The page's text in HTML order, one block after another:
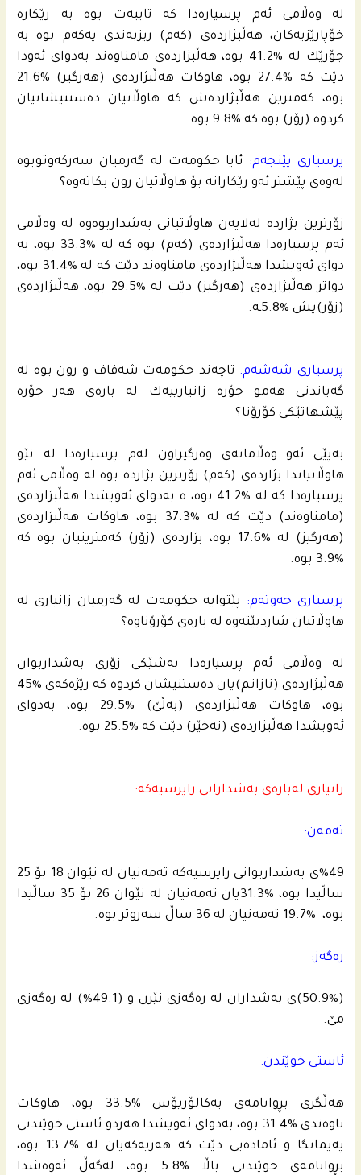
له‌ وه‌ڵامى ئه‌م پرسیاره‌دا كه‌ تایبه‌ت بوه‌ به‌ رێكاره‌
خۆپارێزیه‌كان، هه‌ڵبژارده‌ى (كه‌م) ریزبه‌ندى یه‌كه‌م بوه‌ به‌
جۆرێك له‌ %41.2 بوه‌، هه‌ڵبژارده‌ى مامناوه‌ند به‌دواى ئه‌ودا
دێت كه‌ %27.4 بوه‌، هاوكات هه‌ڵبژارده‌ى (هه‌رگیز) %21.6
بوه‌، كه‌مترین هه‌ڵبژارده‌ش كه‌ هاوڵاتیان ده‌ستنیشانیان
كردوه‌ (زۆر) بوه‌ كه‌ %9.8 بوه‌.
پرسیارى پێنجه‌م: ئایا حكومه‌ت له‌ گه‌رمیان سه‌ركه‌وتوبوه‌
له‌وه‌ى پێشتر ئه‌و رێكارانه‌ بۆ هاوڵاتیان رون بكاته‌وه‌؟
زۆرترین بژارده‌ له‌لایه‌ن هاوڵاتیانى به‌شداربوه‌وه‌ له‌ وه‌ڵامى
ئه‌م پرسیاره‌دا هه‌ڵبژارده‌ى (كه‌م) بوه‌ كه‌ له‌ %33.3 بوه‌، به‌
دواى ئه‌ویشدا هه‌ڵبژارده‌ى مامناوه‌ند دێت كه‌ له‌ %31.4 بوه‌،
دواتر هه‌ڵبژارده‌ى (هه‌رگیز) دێت له‌ %29.5 بوه‌، هه‌ڵبژارده‌ى
(زۆر)یش %5.8ـه‌.
پرسیارى شه‌شه‌م: تاچه‌ند حكومه‌ت شه‌فاف و رون بوه‌ له‌
گه‌یاندنى هه‌مو جۆره‌ زانیارییه‌ك له‌ باره‌ى هه‌ر جۆره‌
پێشهاتێكى كۆرۆنا؟
به‌پێى ئه‌و وه‌ڵامانه‌ى وه‌رگیراون له‌م پرسیاره‌دا له‌ نێو
هاوڵاتیاندا بژارده‌ى (كه‌م) زۆرترین بژارده‌ بوه‌ له‌ وه‌ڵامى ئه‌م
پرسیاره‌دا كه‌ له‌ %41.2 بوه‌، ه‌ به‌دواى ئه‌ویشدا هه‌ڵبژارده‌ى
(مامناوه‌ند) دێت كه‌ له‌ %37.3 بوه‌، هاوكات هه‌ڵبژارده‌ى
(هه‌رگیز) له‌ %17.6 بوه‌، بژارده‌ى (زۆر) كه‌مترینیان بوه‌ كه‌
%3.9 بوه‌.
پرسیارى حه‌وته‌م: پێتوایه‌ حكومه‌ت له‌ گه‌رمیان زانیارى له‌
هاوڵاتیان شاردبێته‌وه‌ له‌ باره‌ى كۆرۆناوه‌؟
له‌ وه‌ڵامى ئه‌م پرسیاره‌دا به‌شێكى زۆرى به‌شداربوان
هه‌ڵبژارده‌ى (نازانم)یان ده‌ستنیشان كردوه‌ كه‌ رێژه‌كه‌ى %45
بوه‌، هاوكات هه‌ڵبژارده‌ى (به‌ڵێ) %29.5 بوه‌، به‌دواى
ئه‌ویشدا هه‌ڵبژارده‌ى (نه‌خێر) دێت كه‌ %25.5 بوه‌.
زانیارى له‌باره‌ى به‌شدارانى راپرسیه‌كه‌:
ته‌مه‌ن:
%49ى به‌شداربوانى راپرسیه‌كه‌ ته‌مه‌نیان له‌ نێوان 18 بۆ 25
ساڵیدا بوه‌، %31.3یان ته‌مه‌نیان له‌ نێوان 26 بۆ 35 ساڵیدا
بوه‌، ‌ %19.7 ته‌مه‌نیان له‌ 36 ساڵ سه‌روتر بوه‌.
ره‌گه‌ز:
(50.9%)ى به‌شداران له‌ ره‌گه‌زی نێرن و (49.1%) له‌ ره‌گه‌زی
مێ.
ئاستى خوێندن:
هه‌ڵگرى بڕوانامه‌ى به‌كالۆریۆس‌ %33.5 بوه‌، هاوكات
ناوه‌ندى %31.4 بوه‌، به‌دواى ئه‌ویشدا هه‌ردو ئاستى خوێندنى
په‌یمانگا و ئاماده‌يى دێت كه‌ هه‌ریه‌كه‌یان له‌ %13.7 بوه‌،
بڕوانامه‌ى خوێندنى باڵا %5.8 بوه‌، له‌گه‌ڵ ئه‌وه‌شدا